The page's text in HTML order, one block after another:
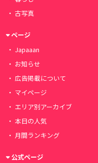
古写真
ページ
Japaaan
お知らせ
広告掲載について
マイページ
エリア別アーカイブ
本日の人気
月間ランキング
公式ページ